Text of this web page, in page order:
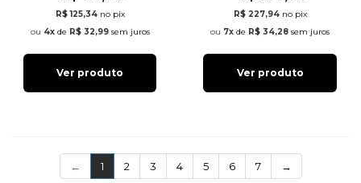
R$ 125,34 no pix
4xde R$ 32,99sem juros
Ver produto
R$ 227,94 no pix
7x de R$ 34,28 sem juros
Ver produto
← 1(current)
2 3 4 5 6 7 →